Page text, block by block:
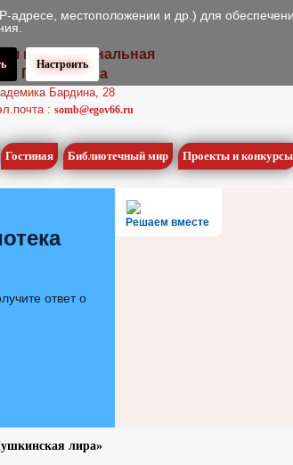
межнациональная
П.П. Бажова
Бардина, 28
: somb@egov66.ru
Гостиная Библиотечный мир Проекты и конкурсы
Решаем вместе
ответ о
лира»
местоположении и др.) для
Настроить